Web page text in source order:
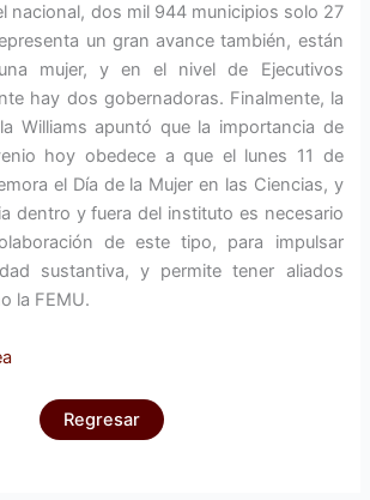
nacional, dos mil 944 municipios solo 27
un gran avance también, están
mujer, y en el nivel de Ejecutivos
hay dos gobernadoras. Finalmente, la
Williams apuntó que la importancia de
hoy obedece a que el lunes 11 de
el Día de la Mujer en las Ciencias, y
dentro y fuera del instituto es necesario
de este tipo, para impulsar
sustantiva, y permite tener aliados
la FEMU.
Regresar